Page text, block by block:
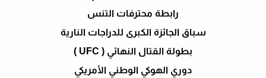
رابطة محترفات التنس
سباق الجائزة الكبرى للدراجات النارية
بطولة القتال النهائي ( UFC )
دوري الهوكي الوطني الأمريكي